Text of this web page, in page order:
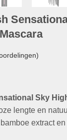
Sky
lengte en
extract